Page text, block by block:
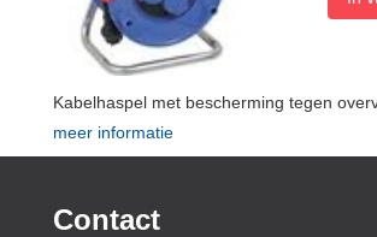
Kabelhaspel met bescherming tegen
meer informatie
Contact